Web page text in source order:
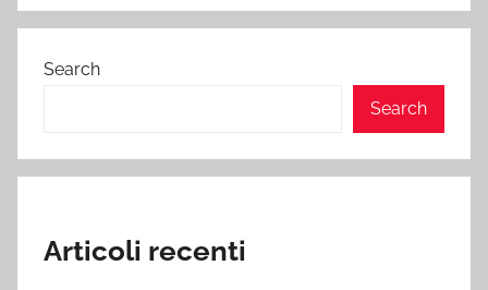
Search
Search
Articoli recenti